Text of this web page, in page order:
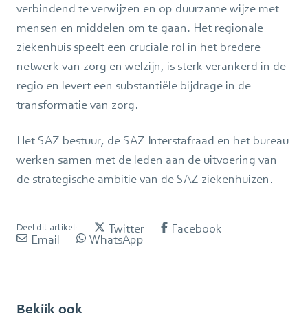
verbindend te verwijzen en op duurzame wijze met
mensen en middelen om te gaan. Het regionale
ziekenhuis speelt een cruciale rol in het bredere
netwerk van zorg en welzijn, is sterk verankerd in de
regio en levert een substantiële bijdrage in de
transformatie van zorg.
Het SAZ bestuur, de SAZ Interstafraad en het bureau
werken samen met de leden aan de uitvoering van
de strategische ambitie van de SAZ ziekenhuizen.
Deel dit artikel: Twitter Facebook
Email WhatsApp
Bekijk ook